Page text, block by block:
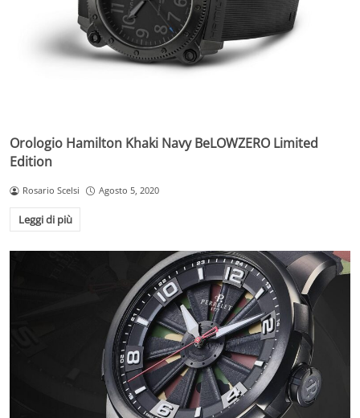
Orologio Hamilton Khaki Navy BeLOWZERO Limited
Edition
Rosario Scelsi Agosto 5, 2020
Leggi di più